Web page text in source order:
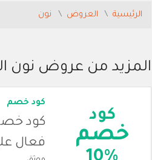
الرئيسية العروض نون
المزيد من عروض نون
كود
خصم
كود خصم
كود
فعال